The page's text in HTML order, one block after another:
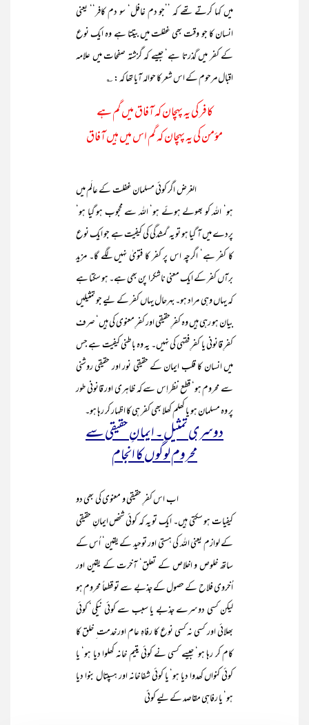
میں کہا کرتے تھے کہ ’’جو دم غافل‘ سو دم کافر‘‘ یعنی
انسان کا جو وقت بھی غفلت میں بیتتا ہے وہ ایک نوع
کے کفر میں گذرتا ہے‘ جیسے کہ گزشتہ صفحات میں علامہ
اقبال مرحوم کے اس شعر کا حوالہ آیا تھا کہ : ؎
کافر کی یہ پہچان کہ آفاق میں گم ہے
مؤمن کی یہ پہچان کہ گم اس میں ہیں آفاق
الغرض اگر کوئی مسلمان غفلت کے عالَم میں
ہو‘ اللہ کو بھولے ہوئے ہو‘ اللہ سے محجوب ہو گیا ہو‘
پردے میں آ گیا ہو تو یہ گمشدگی کی کیفیت ہے جو ایک نوع
کا کفر ہے‘ اگرچہ اس پر کفر کا فتویٰ نہیں لگے گا۔ مزید
برآں کفر کے ایک معنی ناشکرا پن بھی ہے۔ ہو سکتا ہے
کہ یہاں وہی مراد ہو۔ بہرحال یہاں کفر کے لیے جو تمثیلیں
بیان ہو رہی ہیں وہ کفرِ حقیقی اور کفرِ معنوی کی ہیں‘ صرف
کفرِ قانونی یا کفرِ فقہی کی نہیں۔ یہ وہ باطنی کیفیت ہے جس
میں انسان کا قلب ایمان کے حقیقی نور اور حقیقی روشنی
سے محروم ہو‘ قطع نظر اِس سے کہ ظاہری اور قانونی طور
پر وہ مسلمان ہو یا کھلم کھلا بھی کفر ہی کا اظہار کر رہا ہو۔
دوسری تمثیل ۔ ایمانِ حقیقی سے
محروم لوگوں کا انجام
اب اس کفرِ حقیقی و معنوی کی بھی دو
کیفیات ہو سکتی ہیں۔ ایک تو یہ کہ کوئی شخص ایمانِ حقیقی
کے لوازم یعنی اللہ کی ہستی اور توحید کے یقین‘ اُس کے
ساتھ خلوص و اخلاص کے تعلق‘ آخرت کے یقین اور
اُخروی فلاح کے حصول کے جذبے سے تو قطعاً محروم ہو
لیکن کسی دوسرے جذبے یا سبب سے کوئی نیکی‘ کوئی
بھلائی اور کسی نہ کسی نوع کا رفاہِ عام اور خدمت ِ خلق کا
کام کر رہا ہو‘ جیسے کسی نے کوئی یتیم خانہ کھلوا دیا ہو‘ یا
کوئی کنواں کھدوا دیا ہو‘ یا کوئی شفا خانہ اور ہسپتال بنوا دیا
ہو‘ یا رفاہی مقاصد کے لیے کوئی